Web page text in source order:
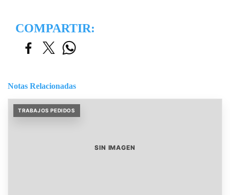
COMPARTIR:
Notas Relacionadas
TRABAJOS PEDIDOS
SIN IMAGEN